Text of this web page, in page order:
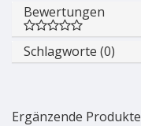
Bewertungen
Schlagworte (0)
Ergänzende Produkte